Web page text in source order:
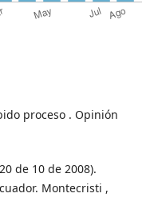
proceso . Opinión
de 10 de 2008).
Montecristi ,